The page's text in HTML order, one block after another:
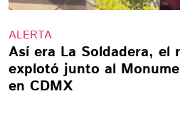
ALERTA
Así era La Soldadera, el
explotó junto al
en CDMX